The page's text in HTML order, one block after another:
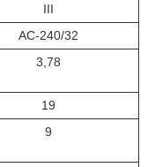
III
АС-240/32
3,78
19
9